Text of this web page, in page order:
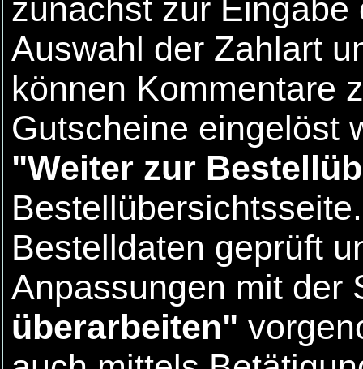
zunächst zur
Auswahl der Zahlart
können Kommentare
Gutscheine eingelöst
"Weiter zur
Bestelldaten geprüft
Anpassungen mit der
überarbeiten"